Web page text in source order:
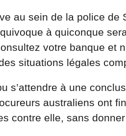
au sein de la police de
à quiconque
votre banque et
situations légales
s’attendre à une
australiens ont
contre elle, sans donner